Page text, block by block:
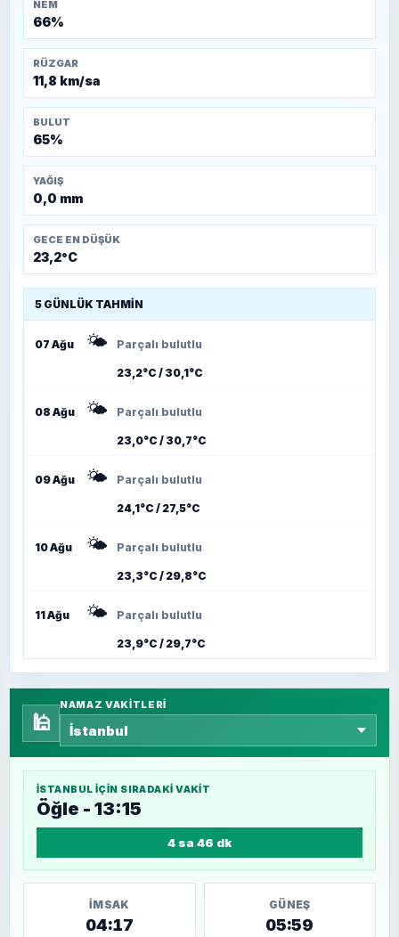
NEM
66%
RÜZGAR
11,8 km/sa
BULUT
65%
YAĞIŞ
0,0 mm
GECE EN DÜŞÜK
23,2°C
5 GÜNLÜK TAHMIN
07 Ağu 🌤️ Parçalı bulutlu
23,2°C / 30,1°C
08 Ağu 🌤️ Parçalı bulutlu
23,0°C / 30,7°C
09 Ağu 🌤️ Parçalı bulutlu
24,1°C / 27,5°C
10 Ağu 🌤️ Parçalı bulutlu
23,3°C / 29,8°C
11 Ağu 🌤️ Parçalı bulutlu
23,9°C / 29,7°C
🕌
NAMAZ VAKITLERI
İSTANBUL IÇIN SIRADAKI VAKIT
Öğle - 13:15
4 sa 46 dk
İMSAK
04:17
GÜNEŞ
05:59